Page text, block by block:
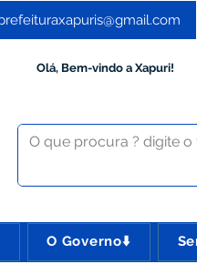
Olá, Bem-vindo a Xapuri!
O Governo⬇️